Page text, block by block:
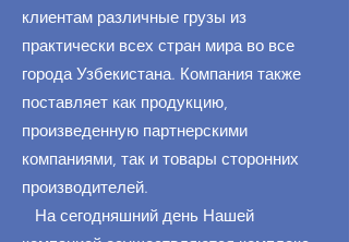
клиентам различные грузы из
практически всех стран мира во все
города Узбекистана. Компания также
поставляет как продукцию,
произведенную партнерскими
компаниями, так и товары сторонних
производителей.
На сегодняшний день Нашей